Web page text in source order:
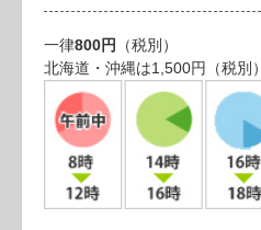
一律800円 （税別）
北海道・沖縄は1,500円（税別）